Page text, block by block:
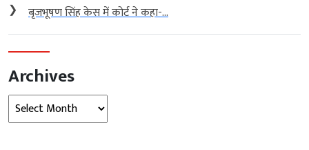
❯ बृजभूषण सिंह केस में कोर्ट ने कहा-...
Archives
Archives